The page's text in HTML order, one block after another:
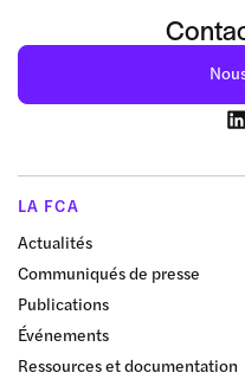
LA FCA
Actualités
Communiqués de presse
Publications
Événements
Ressources et documentation